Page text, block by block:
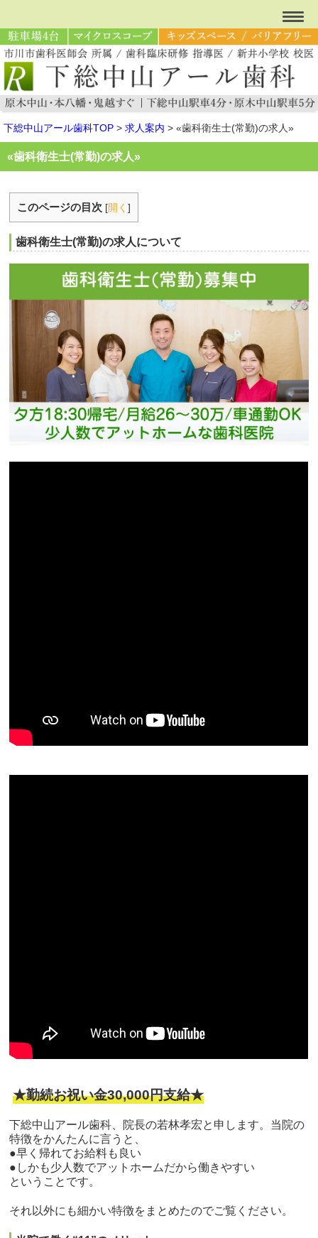
下総中山アール歯科TOP > 求人案内 > «歯科衛生士(常勤)の求人»
«歯科衛生士(常勤)の求人»
このページの目次 [開く]
歯科衛生士(常勤)の求人について
★勤続お祝い金30,000円支給★
下総中山アール歯科、院長の若林孝宏と申します。当院の
特徴をかんたんに言うと、
●早く帰れてお給料も良い
●しかも少人数でアットホームだから働きやすい
ということです。
それ以外にも細かい特徴をまとめたのでご覧ください。